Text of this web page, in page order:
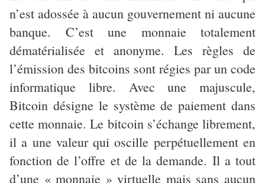
n’est adossée à aucun gouvernement ni aucune
banque. C’est une monnaie totalement
dématérialisée et anonyme. Les règles de
l’émission des bitcoins sont régies par un code
informatique libre. Avec une majuscule,
Bitcoin désigne le système de paiement dans
cette monnaie. Le bitcoin s’échange librement,
il a une valeur qui oscille perpétuellement en
fonction de l’offre et de la demande. Il a tout
d’une « monnaie » virtuelle mais sans aucun